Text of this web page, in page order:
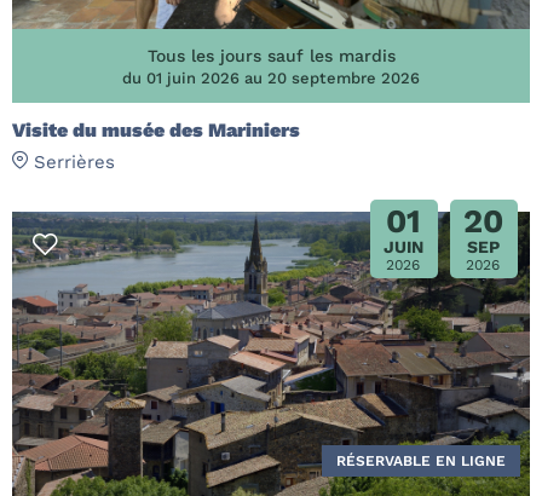
Tous les jours sauf les mardis
du 01 juin 2026 au 20 septembre 2026
Visite du musée des Mariniers
Serrières
01
JUIN
2026
20
SEP
2026
RÉSERVABLE EN LIGNE